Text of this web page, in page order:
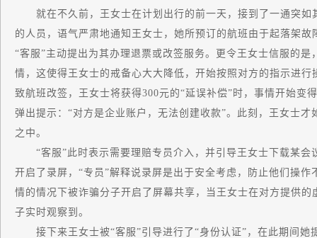
就在不久前，王女士在计划出行的前一天，接到了一通突如
的人员，语气严肃地通知王女士，她所预订的航班由于起落架
“客服”主动提出为其办理退票或改签服务。更令王女士信服的
情，这使得王女士的戒备心大大降低，开始按照对方的指示进
致航班改签，王女士将获得300元的“延误补偿”时，事情开始变
弹出提示：“对方是企业账户，无法创建收款”。此刻，王女士
之中。
“客服”此时表示需要理赔专员介入，并引导王女士下载某会
开启了录屏，“专员”解释说录屏是出于安全考虑，防止他们操
情的情况下被诈骗分子开启了屏幕共享，当王女士在对方提供
子实时观察到。
接下来王女士被“客服”引导进行了“身份认证”，在此期间她